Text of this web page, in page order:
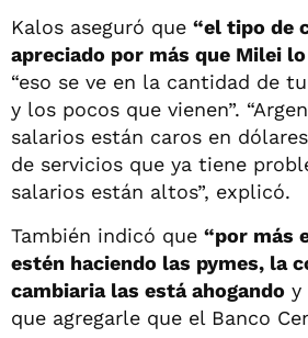
Kalos aseguró que “el tipo de
apreciado por más que Milei
“eso se ve en la cantidad de
y los pocos que vienen”.
salarios están caros en
de servicios que ya tiene
salarios están altos”, explicó.
También indicó que “por más
estén haciendo las pymes, la
cambiaria las está ahogando y
que agregarle que el Banco